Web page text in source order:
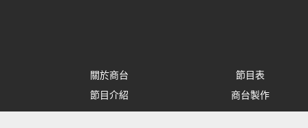
關於商台 節目表
節目介紹
商台製作